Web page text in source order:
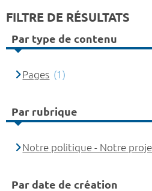
FILTRE DE RÉSULTATS
Par type de contenu
Pages (1)
Par rubrique
Notre politique - Notre
Par date de création